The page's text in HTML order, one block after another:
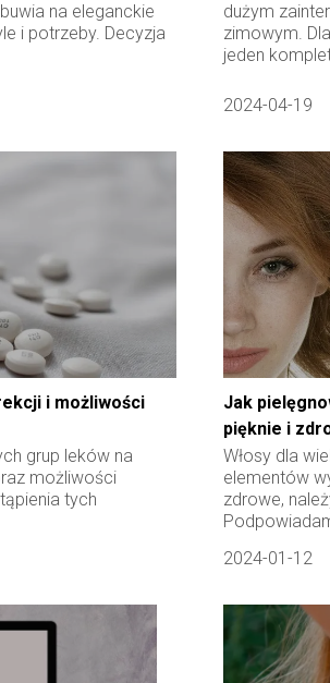
na eleganckie
i potrzeby. Decyzja
dużym
zimowym.
jeden
2024-04-19
i możliwości
grup leków na
możliwości
tych
Jak
pięknie i
Włosy dla
elementów
zdrowe,
2024-01-12